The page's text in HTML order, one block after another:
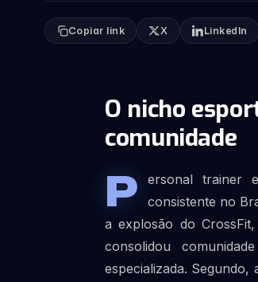
Copiar link X LinkedIn
O nicho
comunidade
P
ersonal trainer
consistente no
a explosão do
consolidou
especializada.